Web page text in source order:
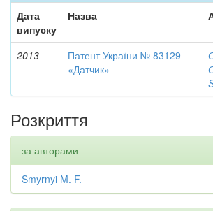
Дата
випуску
Назва
2013
Патент України № 83129
«Датчик»
Розкриття
за авторами
Smyrnyi M. F.